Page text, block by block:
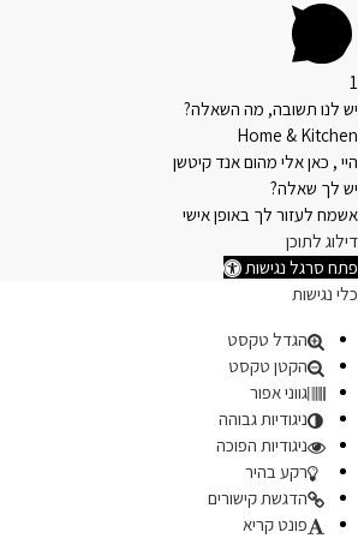
1
יש לנו תשובה, מה השאלה?
Home & Kitchen
היי , כאן אלי מהום אנד קיטשן
יש לך שאלה?
אשמח לעזור לך באופן אישי
דילוג לתוכן
פתח סרגל נגישות
כלי נגישות
הגדל טקסט
הקטן טקסט
גווני אפור
ניגודיות גבוהה
ניגודיות הפוכה
רקע בהיר
הדגשת קישורים
פונט קריא